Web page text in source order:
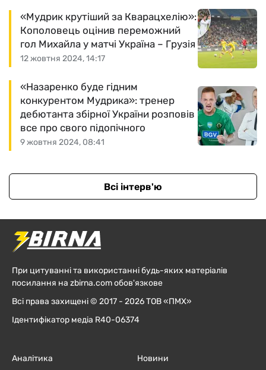
12 жовтня 2024, 14:17
«Мудрик крутіший за Кварацхелію»:
Кополовець оцінив переможний
гол Михайла у матчі Україна – Грузія
9 жовтня 2024, 08:41
«Назаренко буде гідним
конкурентом Мудрика»: тренер
дебютанта збірної України розповів
все про свого підопічного
Всі інтерв'ю
При цитуванні та використанні будь-яких матеріалів
посилання на zbirna.com обов'язкове
Всі права захищені © 2017 - 2026 ТОВ «ПМХ»
Ідентифікатор медіа R40-06374
Аналітика
Новини